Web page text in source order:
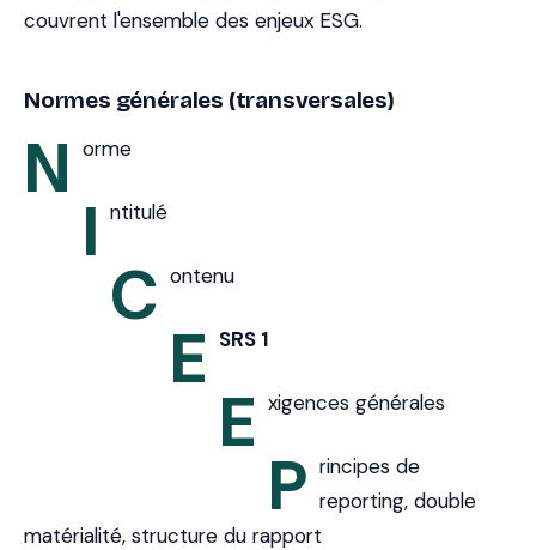
couvrent l'ensemble des enjeux ESG.
Normes générales (transversales)
N orme
I ntitulé
C ontenu
E SRS 1
E xigences générales
P rincipes de
reporting, double
matérialité, structure du rapport